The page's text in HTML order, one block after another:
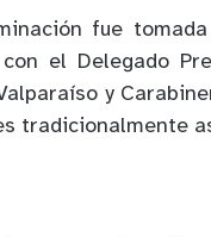
fue
el Delegado
y
tradicionalmente